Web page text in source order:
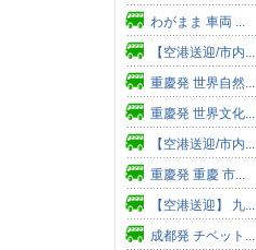
わがまま 車両 ...
【空港送迎/市内...
重慶発 世界自然...
重慶発 世界文化...
【空港送迎/市内...
重慶発 重慶 市...
【空港送迎】 九...
成都発 チベット...